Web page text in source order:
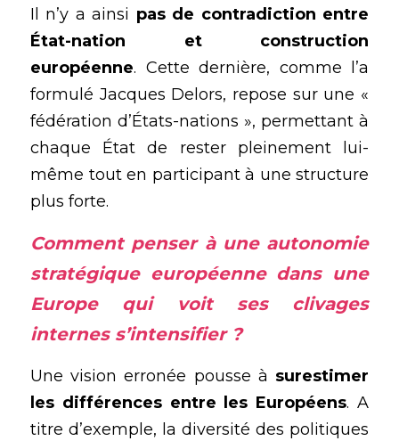
Il n’y a ainsi pas de contradiction entre
État-nation et construction
européenne. Cette dernière, comme l’a
formulé Jacques Delors, repose sur une «
fédération d’États-nations », permettant à
chaque État de rester pleinement lui-
même tout en participant à une structure
plus forte.
Comment penser à une autonomie
stratégique européenne dans une
Europe qui voit ses clivages
internes s’intensifier ?
Une vision erronée pousse à surestimer
les différences entre les Européens. A
titre d’exemple, la diversité des politiques